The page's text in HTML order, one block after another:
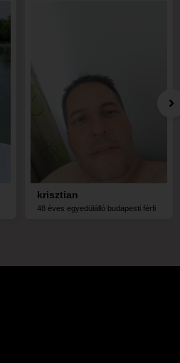
krisztian
48 éves egyedülálló budapesti férfi